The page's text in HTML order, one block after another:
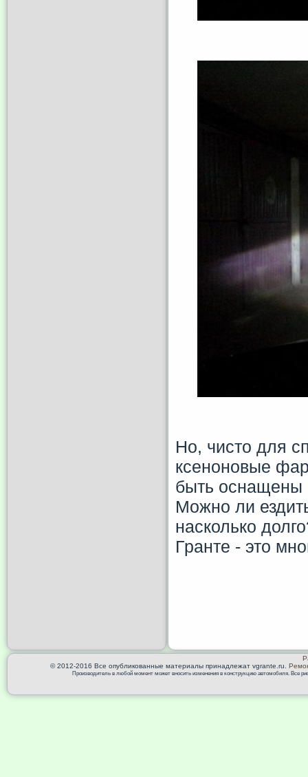
Но, чисто для
ксеноновые
быть оснащены
Можно ли
насколько
Гранте - это
© 2012-2016 Все опубликованные материалы принадлежат vgrante.ru.
Производитель в любой момент может вносить изменения в конструкцию автомобиля. Все